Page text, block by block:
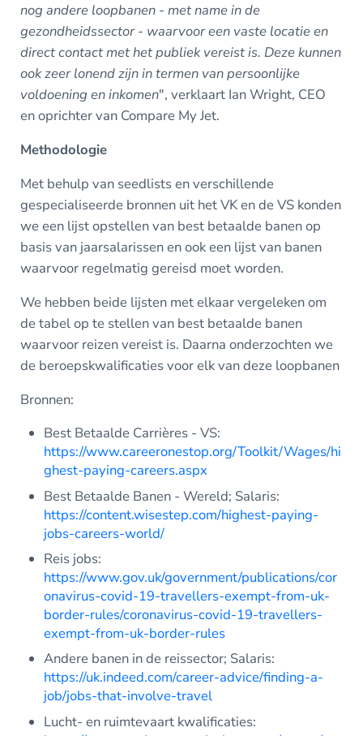
nog andere loopbanen - met name in de
gezondheidssector - waarvoor een vaste locatie en
direct contact met het publiek vereist is. Deze kunnen
ook zeer lonend zijn in termen van persoonlijke
voldoening en inkomen", verklaart Ian Wright, CEO
en oprichter van Compare My Jet.
Methodologie
Met behulp van seedlists en verschillende
gespecialiseerde bronnen uit het VK en de VS konden
we een lijst opstellen van best betaalde banen op
basis van jaarsalarissen en ook een lijst van banen
waarvoor regelmatig gereisd moet worden.
We hebben beide lijsten met elkaar vergeleken om
de tabel op te stellen van best betaalde banen
waarvoor reizen vereist is. Daarna onderzochten we
de beroepskwalificaties voor elk van deze loopbanen
Bronnen:
Best Betaalde Carrières - VS:
https://www.careeronestop.org/Toolkit/Wages/hi
ghest-paying-careers.aspx
Best Betaalde Banen - Wereld; Salaris:
https://content.wisestep.com/highest-paying-
jobs-careers-world/
Reis jobs:
https://www.gov.uk/government/publications/cor
onavirus-covid-19-travellers-exempt-from-uk-
border-rules/coronavirus-covid-19-travellers-
exempt-from-uk-border-rules
Andere banen in de reissector; Salaris:
https://uk.indeed.com/career-advice/finding-a-
job/jobs-that-involve-travel
Lucht- en ruimtevaart kwalificaties: